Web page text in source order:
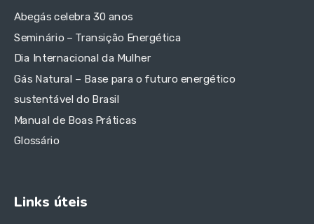
Abegás celebra 30 anos
Seminário – Transição Energética
Dia Internacional da Mulher
Gás Natural – Base para o futuro energético
sustentável do Brasil
Manual de Boas Práticas
Glossário
Links úteis